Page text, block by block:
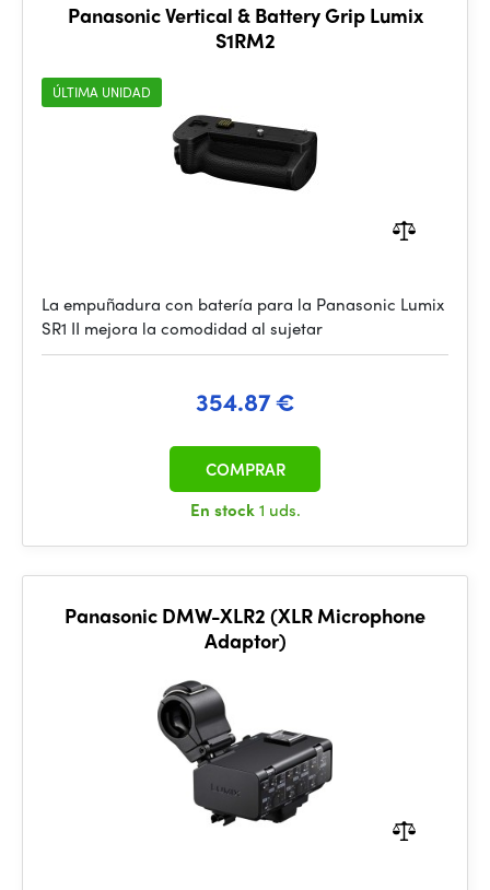
Panasonic Vertical & Battery Grip Lumix
S1RM2
ÚLTIMA UNIDAD
La empuñadura con batería para la Panasonic Lumix
SR1 II mejora la comodidad al sujetar
354.87 €
En stock1 uds.
COMPRAR
Panasonic DMW-XLR2 (XLR Microphone
Adaptor)